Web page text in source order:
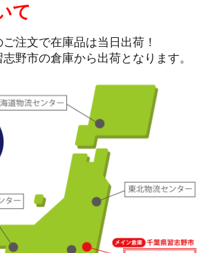
て
注文で在庫品は当日出荷！
野市の倉庫から出荷となります。